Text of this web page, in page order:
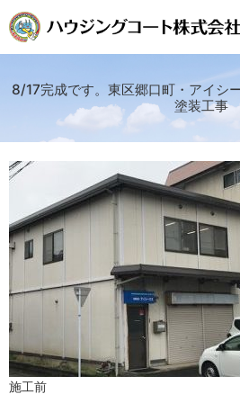
8/17完成です。東区郷口町・アイ
塗装工事
施工前